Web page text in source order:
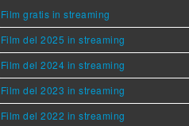
Film gratis in streaming
Film del 2025 in streaming
Film del 2024 in streaming
Film del 2023 in streaming
Film del 2022 in streaming